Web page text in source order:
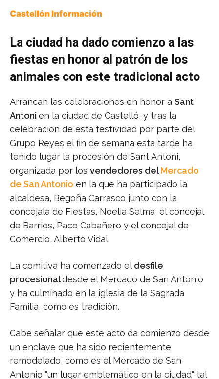
Castellón Información
La ciudad ha dado comienzo a las
fiestas en honor al patrón de los
animales con este tradicional acto
Arrancan las celebraciones en honor a Sant
Antoni en la ciudad de Castelló, y tras la
celebración de esta festividad por parte del
Grupo Reyes el fin de semana esta tarde ha
tenido lugar la procesión de Sant Antoni,
organizada por los vendedores delMercado
de San Antonio en la que ha participado la
alcaldesa, Begoña Carrasco junto con la
concejala de Fiestas, Noelia Selma, el concejal
de Barrios, Paco Cabañero y el concejal de
Comercio, Alberto Vidal.
La comitiva ha comenzado el desfile
procesionaldesde el Mercado de San Antonio
y ha culminado en la iglesia de la Sagrada
Familia, como es tradición.
Cabe señalar que este acto da comienzo desde
un enclave que ha sido recientemente
remodelado, como es el Mercado de San
Antonio "un lugar emblemático en la ciudad" tal